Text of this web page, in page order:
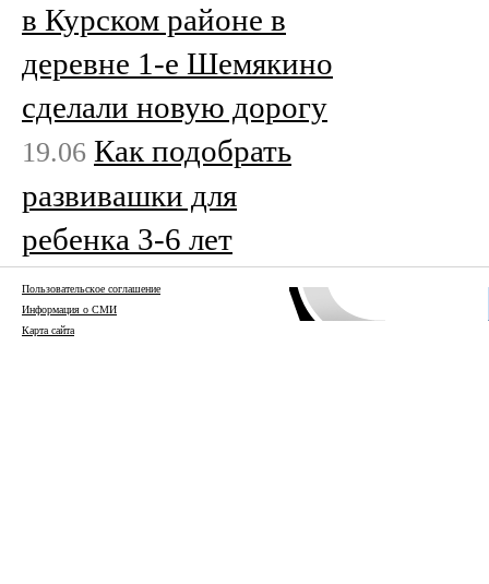
в Курском районе в
деревне 1-е Шемякино
сделали новую дорогу
19.06 Как подобрать
развивашки для
ребенка 3-6 лет
Пользовательское соглашение
Информация о СМИ
Карта сайта